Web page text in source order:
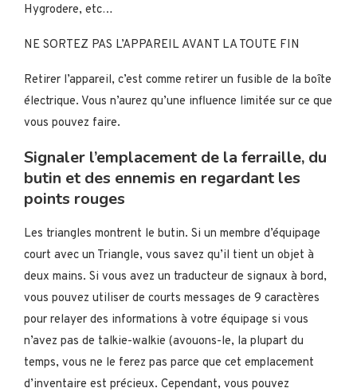
Hygrodere, etc…
NE SORTEZ PAS L’APPAREIL AVANT LA TOUTE FIN
Retirer l’appareil, c’est comme retirer un fusible de la boîte
électrique. Vous n’aurez qu’une influence limitée sur ce que
vous pouvez faire.
Signaler l’emplacement de la ferraille, du
butin et des ennemis en regardant les
points rouges
Les triangles montrent le butin. Si un membre d’équipage
court avec un Triangle, vous savez qu’il tient un objet à
deux mains. Si vous avez un traducteur de signaux à bord,
vous pouvez utiliser de courts messages de 9 caractères
pour relayer des informations à votre équipage si vous
n’avez pas de talkie-walkie (avouons-le, la plupart du
temps, vous ne le ferez pas parce que cet emplacement
d’inventaire est précieux. Cependant, vous pouvez